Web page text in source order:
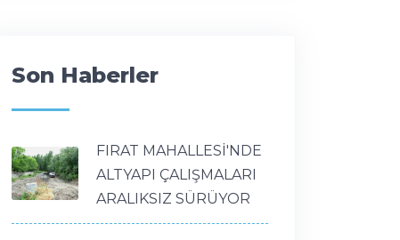
Son Haberler
FIRAT MAHALLESİ'NDE
ALTYAPI ÇALIŞMALARI
ARALIKSIZ SÜRÜYOR